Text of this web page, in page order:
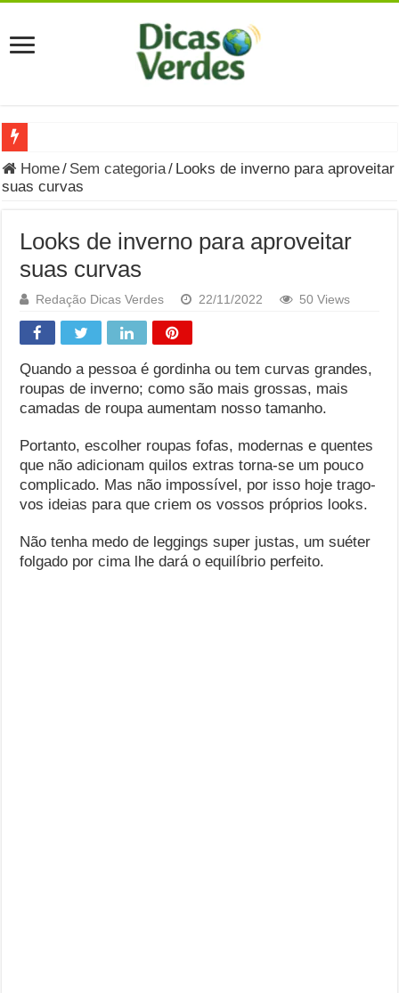
Grávida Pode Comer Pastrami? Saiba Quando o Consumo é
Você sabe o que é uma Economia Circular?
Carta Psicografada de Isabella Nardoni : O que Diz a
Grávida pode comer picles e alimentos em conserva durante
Grávida pode comer Ceviche? Entenda os riscos na gravidez
Carta Psicografada João Hélio: Revelação, Paz e a Lei do
Carta Psicografada de Eduardo Campos
Home/ Sem categoria/ Looks de inverno para aproveitar
suas curvas
Looks de inverno para aproveitar
suas curvas
Redação Dicas Verdes 22/11/2022 50 Views
Quando a pessoa é gordinha ou tem curvas grandes,
roupas de inverno; como são mais grossas, mais
camadas de roupa aumentam nosso tamanho.
Portanto, escolher roupas fofas, modernas e quentes
que não adicionam quilos extras torna-se um pouco
complicado. Mas não impossível, por isso hoje trago-
vos ideias para que criem os vossos próprios looks.
Não tenha medo de leggings super justas, um suéter
folgado por cima lhe dará o equilíbrio perfeito.